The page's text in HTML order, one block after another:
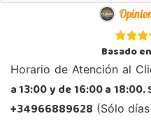
Avda. Roma S/N
23740, Andújar
953 505 004
Localizar Tienda
Basado en
Horario de Atención al
a 13:00 y de 16:00 a
+34966889628 (Sólo